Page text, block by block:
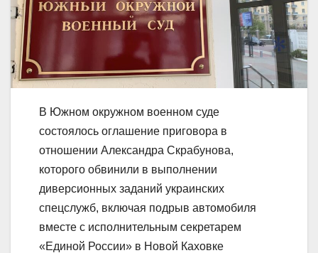
В Южном окружном военном суде
состоялось оглашение приговора в
отношении Александра Скрабунова,
которого обвинили в выполнении
диверсионных заданий украинских
спецслужб, включая подрыв автомобиля
вместе с исполнительным секретарем
«Единой России» в Новой Каховке